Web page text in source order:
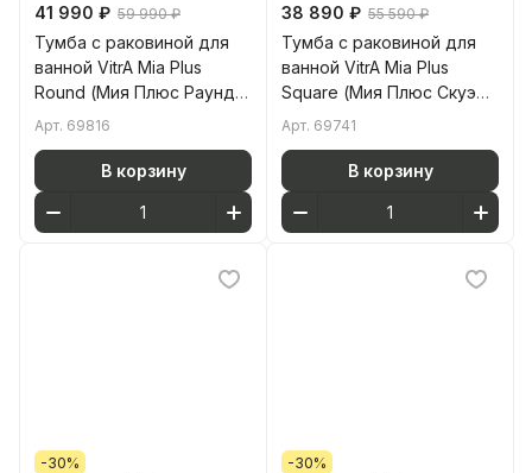
41 990 ₽ 59 990 ₽
Тумба с раковиной для
ванной VitrA Mia Plus
Round (Мия Плюс Раунд)
69816 60 см глянцевая
Арт. 69816
В корзину
38 890 ₽ 55 590 ₽
Тумба с раковиной для
ванной VitrA Mia Plus
Square (Мия Плюс Скуэр)
69741 80 см антрацит
Арт. 69741
В корзину
-30% -30%